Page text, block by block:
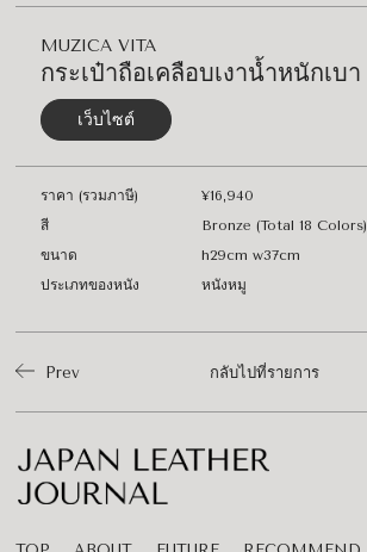
MUZICA VITA
กระเป๋าถือเคลือบเงาน้ำหนักเบา
เว็บไซต์
ราคา (รวมภาษี)
¥16,940
สี
Bronze (Total 18 Colors)
ขนาด
h29cm w37cm
ประเภทของหนัง
หนังหมู
Prev กลับไปที่รายการ